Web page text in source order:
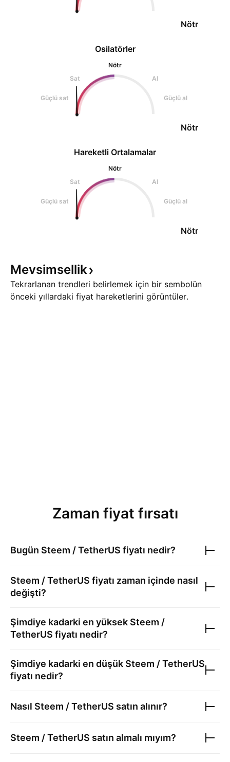
Osilatörler
Nötr
Sat
Al
Güçlü sat Güçlü al
Nötr
Nötr
Hareketli Ortalamalar
Nötr
Sat
Al
Güçlü sat Güçlü al
Nötr
Mevsimsellik
Tekrarlanan trendleri belirlemek için bir sembolün
önceki yıllardaki fiyat hareketlerini görüntüler.
Zaman fiyat fırsatı
Bugün Steem / TetherUS fiyatı nedir?
Steem / TetherUS fiyatı zaman içinde nasıl
değişti?
Şimdiye kadarki en yüksek Steem /
TetherUS fiyatı nedir?
Şimdiye kadarki en düşük Steem / TetherUS
fiyatı nedir?
Nasıl Steem / TetherUS satın alınır?
Steem / TetherUS satın almalı mıyım?